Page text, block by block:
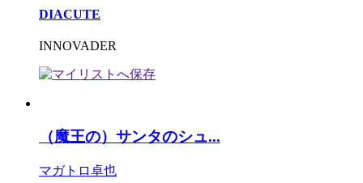
DIACUTE
INNOVADER
（魔王の）サンタのシュ...
マガトロ卓也